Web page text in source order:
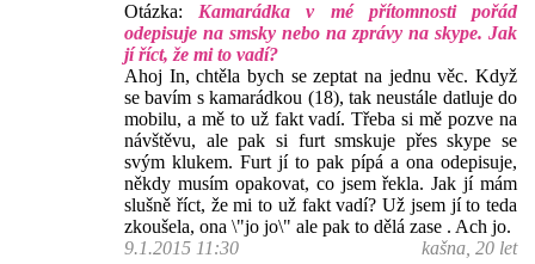
Otázka: Kamarádka v mé přítomnosti pořád
odepisuje na smsky nebo na zprávy na skype. Jak
jí říct, že mi to vadí?
Ahoj In, chtěla bych se zeptat na jednu věc. Když
se bavím s kamarádkou (18), tak neustále datluje do
mobilu, a mě to už fakt vadí. Třeba si mě pozve na
návštěvu, ale pak si furt smskuje přes skype se
svým klukem. Furt jí to pak pípá a ona odepisuje,
někdy musím opakovat, co jsem řekla. Jak jí mám
slušně říct, že mi to už fakt vadí? Už jsem jí to teda
zkoušela, ona \"jo jo\" ale pak to dělá zase . Ach jo.
9.1.2015 11:30
kašna, 20 let